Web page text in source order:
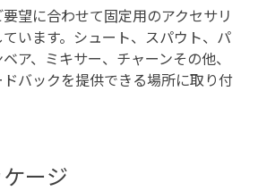
望に合わせて固定用のアクセサリ
います。シュート、スパウト、パ
ア、ミキサー、チャーンその他、
バックを提供できる場所に取り付
ージ